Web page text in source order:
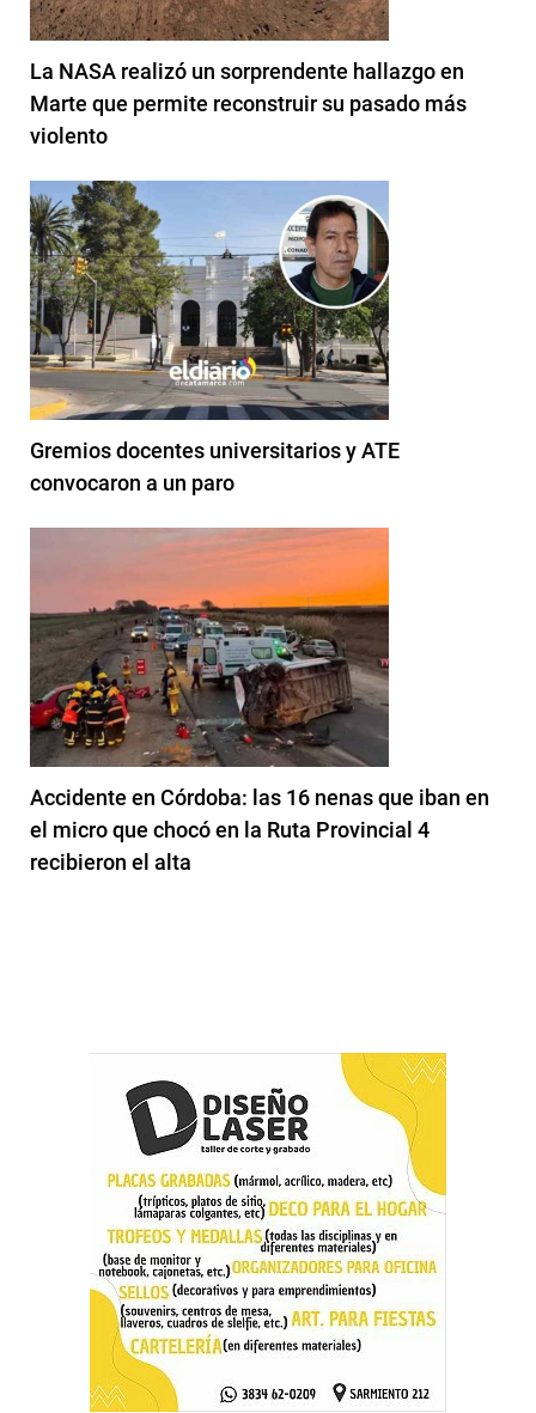
La NASA realizó un sorprendente hallazgo en
Marte que permite reconstruir su pasado más
violento
Gremios docentes universitarios y ATE
convocaron a un paro
Accidente en Córdoba: las 16 nenas que iban en
el micro que chocó en la Ruta Provincial 4
recibieron el alta